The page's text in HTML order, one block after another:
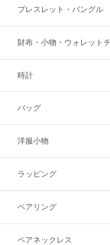
ブレスレット・バングル
財布・小物・ウォレット
時計
バッグ
洋服小物
ラッピング
ペアリング
ペアネックレス